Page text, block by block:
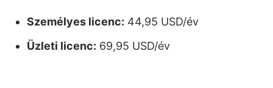
Személyes licenc: 44,95 USD/év
Üzleti licenc: 69,95 USD/év